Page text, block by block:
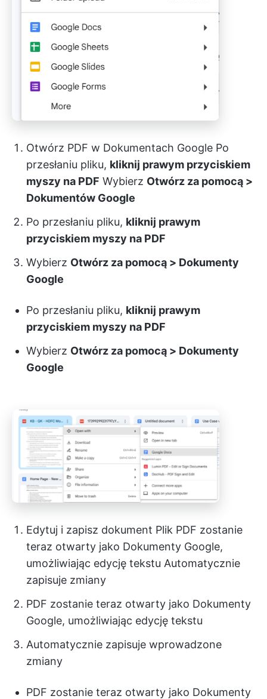
Otwórz PDF w Dokumentach Google Po
przesłaniu pliku, kliknij prawym przyciskiem
myszy na PDF Wybierz Otwórz za pomocą >
Dokumentów Google
Po przesłaniu pliku, kliknij prawym
przyciskiem myszy na PDF
Wybierz Otwórz za pomocą > Dokumenty
Google
Po przesłaniu pliku, kliknij prawym
przyciskiem myszy na PDF
Wybierz Otwórz za pomocą > Dokumenty
Google
Edytuj i zapisz dokument Plik PDF zostanie
teraz otwarty jako Dokumenty Google,
umożliwiając edycję tekstu Automatycznie
zapisuje zmiany
PDF zostanie teraz otwarty jako Dokumenty
Google, umożliwiając edycję tekstu
Automatycznie zapisuje wprowadzone
zmiany
PDF zostanie teraz otwarty jako Dokumenty